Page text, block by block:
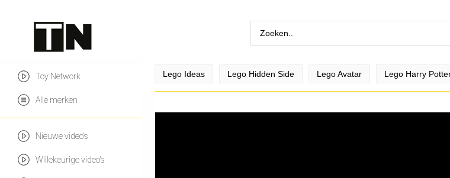
Toy Network
Alle merken
Nieuwe video's
Willekeurige video's
Lego Ideas Lego Hidden Side Lego Avatar Lego Harry